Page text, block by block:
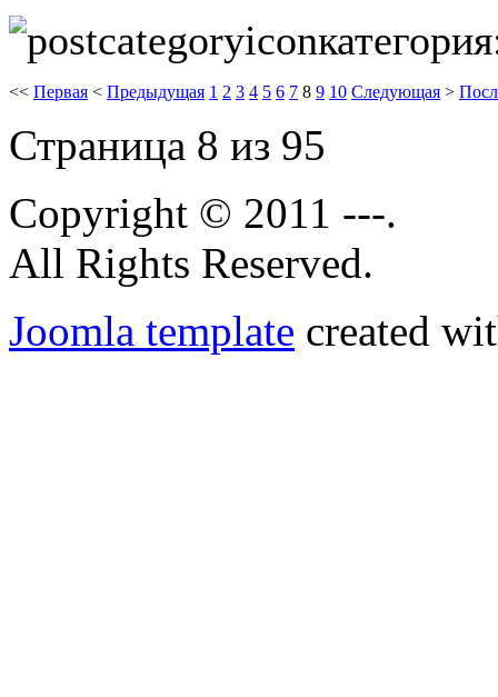
<< Первая < Предыдущая 1 2 3 4 5 6 7 8 9 10 Следующая >
Страница 8 из 95
Copyright © 2011 ---.
All Rights Reserved.
Joomla template created